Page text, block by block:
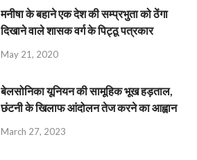
मनीषा के बहाने एक देश की सम्प्रभुता को ठेंगा
दिखाने वाले शासक वर्ग के पिट्ठू पत्रकार
May 21, 2020
बेलसोनिका यूनियन की सामूहिक भूख हड़ताल,
छंटनी के खिलाफ आंदोलन तेज करने का आह्वान
March 27, 2023